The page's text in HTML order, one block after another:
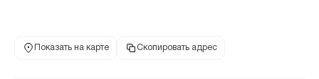
Показать на карте Скопировать адрес